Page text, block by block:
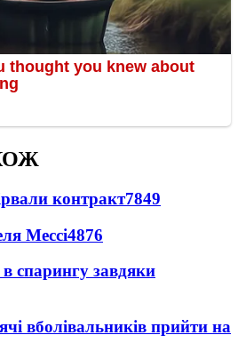
контракт7849
Мессі4876
спарингу завдяки
вболівальників прийти на